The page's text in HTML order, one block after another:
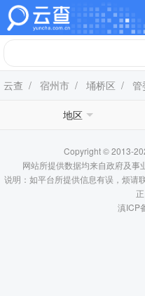
云查 / 宿州市 / 埇桥区 / 管
地区
Copyright © 2013-
网站所提供数据均来自政府及事
说明：如平台所提供信息有误，烦请
滇ICP